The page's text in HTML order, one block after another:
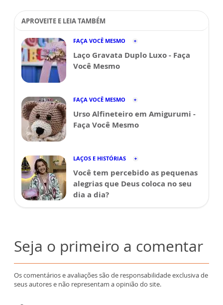
APROVEITE E LEIA TAMBÉM
FAÇA VOCÊ MESMO
Laço Gravata Duplo Luxo - Faça
Você Mesmo
FAÇA VOCÊ MESMO
Urso Alfineteiro em Amigurumi -
Faça Você Mesmo
LAÇOS E HISTÓRIAS
Você tem percebido as pequenas
alegrias que Deus coloca no seu
dia a dia?
Seja o primeiro a comentar
Os comentários e avaliações são de responsabilidade exclusiva de
seus autores e não representam a opinião do site.